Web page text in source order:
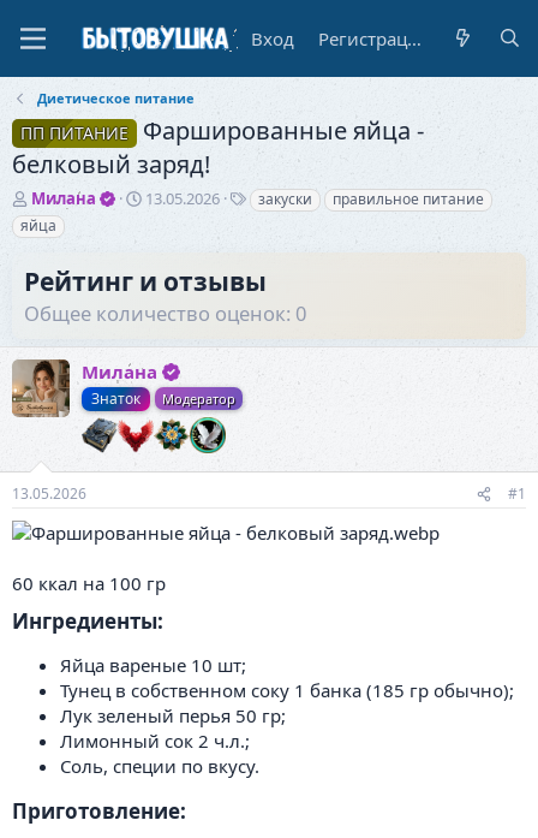
Вход Регистрация
Диетическое питание
ПП ПИТАНИЕ
Фаршированные яйца -
белковый заряд!
А
в
т
р
т
е
м
ы
Милана
Д
н
а
ч
а
л
а
13.05.2026
Тзакуски
правильное питание
яйца
Рейтинг и отзывы
Общее количество оценок: 0
Милана
Знаток Модератор
13.05.2026 #1
60 ккал на 100 гр
Ингредиенты:​
Яйца вареные 10 шт;
Тунец в собственном соку 1 банка (185 гр обычно);
Лук зеленый перья 50 гр;
Лимонный сок 2 ч.л.;
Соль, специи по вкусу.
Приготовление:​